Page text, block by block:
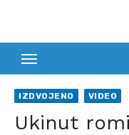
IZDVOJENO VIDEO
Ukinut